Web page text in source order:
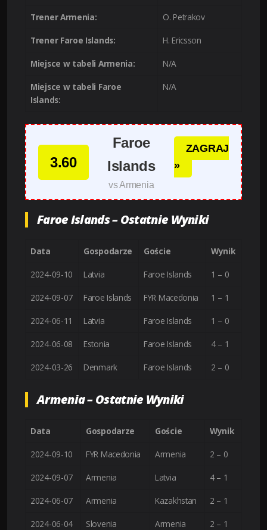
Trener Armenia: O. Petrakov
Trener Faroe Islands: H. Ericsson
Miejsce w tabeli Armenia: N/A
Miejsce w tabeli Faroe
Islands:
N/A
3.60
Faroe
Islands
vs Armenia
ZAGRAJ
»
Faroe Islands – Ostatnie Wyniki
Data Gospodarze Goście Wynik
2024-09-10 Latvia Faroe Islands 1 – 0
2024-09-07 Faroe Islands FYR Macedonia 1 – 1
2024-06-11 Latvia Faroe Islands 1 – 0
2024-06-08 Estonia Faroe Islands 4 – 1
2024-03-26 Denmark Faroe Islands 2 – 0
Armenia – Ostatnie Wyniki
Data Gospodarze Goście Wynik
2024-09-10 FYR Macedonia Armenia 2 – 0
2024-09-07 Armenia Latvia 4 – 1
2024-06-07 Armenia Kazakhstan 2 – 1
2024-06-04 Slovenia Armenia 2 – 1